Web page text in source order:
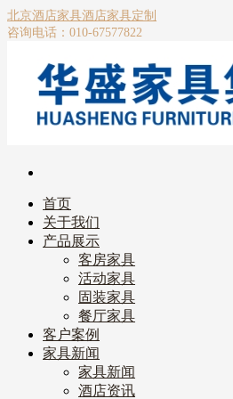
北京酒店家具酒店家具定制
咨询电话：010-67577822
首页
关于我们
产品展示
客房家具
活动家具
固装家具
餐厅家具
客户案例
家具新闻
家具新闻
酒店资讯